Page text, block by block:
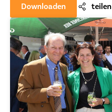
Downloaden teilen